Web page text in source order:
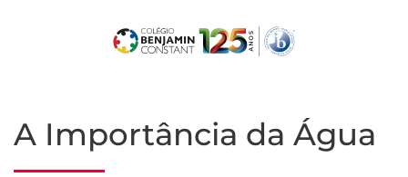
content
A Importância da Água